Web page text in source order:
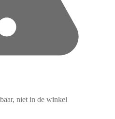
niet in de winkel